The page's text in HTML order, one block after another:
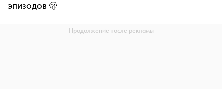
эпизодов 🫢